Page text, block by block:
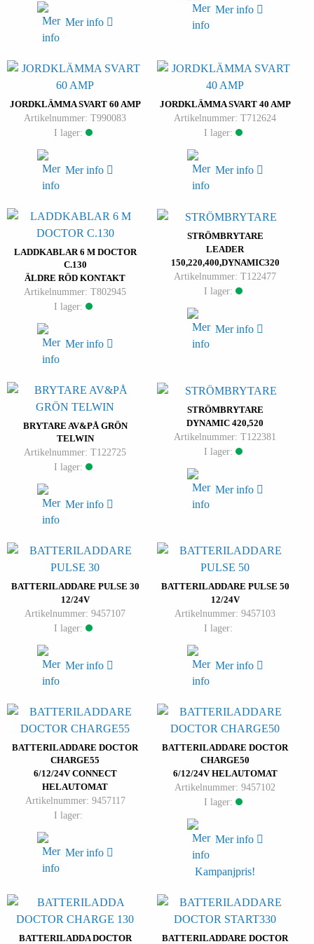
Mer info
Mer info
JORDKLÄMMA SVART 60 AMP
Artikelnummer: T990083
I lager:
Mer info
JORDKLÄMMA SVART 40 AMP
Artikelnummer: T712624
I lager:
Mer info
LADDKABLAR 6 M DOCTOR
C.130
ÄLDRE RÖD KONTAKT
Artikelnummer: T802945
I lager:
Mer info
STRÖMBRYTARE
LEADER
150,220,400,DYNAMIC320
Artikelnummer: T122477
I lager:
Mer info
BRYTARE AV&PÅ GRÖN
TELWIN
Artikelnummer: T122725
I lager:
Mer info
STRÖMBRYTARE
DYNAMIC 420,520
Artikelnummer: T122381
I lager:
Mer info
BATTERILADDARE PULSE 30
12/24V
Artikelnummer: 9457107
I lager:
Mer info
BATTERILADDARE PULSE 50
12/24V
Artikelnummer: 9457103
I lager:
Mer info
BATTERILADDARE DOCTOR
CHARGE55
6/12/24V CONNECT
HELAUTOMAT
Artikelnummer: 9457117
I lager:
Mer info
BATTERILADDARE DOCTOR
CHARGE50
6/12/24V HELAUTOMAT
Artikelnummer: 9457102
I lager:
Mer info
Kampanjpris!
BATTERILADDA DOCTOR
BATTERILADDARE DOCTOR